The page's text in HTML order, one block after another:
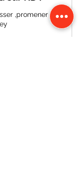
,promener un